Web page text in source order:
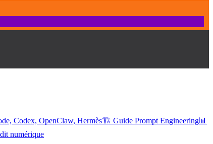
Codex, OpenClaw, Hermès🏗️ Guide Prompt Engineering📊
numérique